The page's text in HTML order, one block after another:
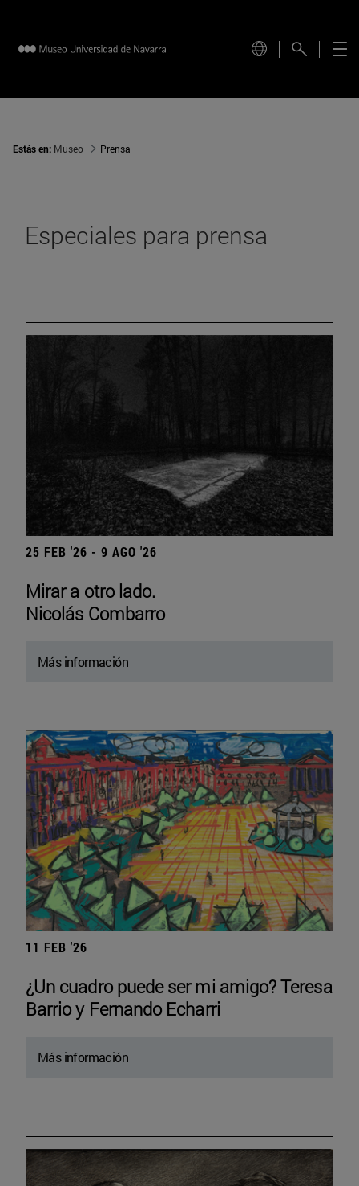
Estás en: Museo Prensa
Especiales para prensa
25 FEB '26 - 9 AGO '26
Mirar a otro lado.
Nicolás Combarro
Más información
11 FEB '26
¿Un cuadro puede ser mi amigo? Teresa
Barrio y Fernando Echarri
Más información